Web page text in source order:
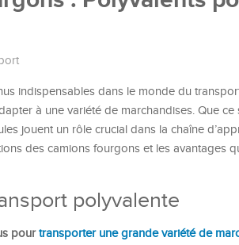
indispensables dans le monde du
à une variété de marchandises. Que
jouent un rôle crucial dans la chaîne
des camions fourgons et les avantages
polyvalente
pourtransporter une grande variété de